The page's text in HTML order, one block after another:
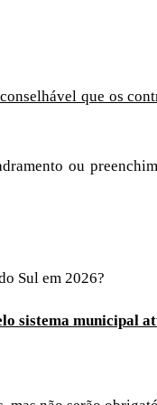
que os
ou
Sul em 2026?
sistema municipal